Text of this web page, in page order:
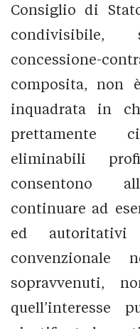
Consiglio di
concessione-
composita, non
inquadrata in
prettamente
eliminabili
consentono
continuare ad
ed
sopravvenuti,
quell’interesse